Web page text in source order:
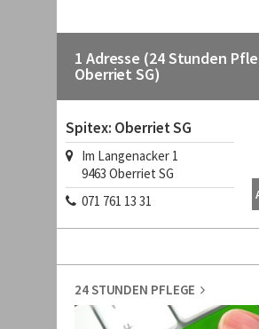
1 Adresse (24 Stunden
Oberriet SG)
Spitex: Oberriet SG
Im Langenacker 1
9463 Oberriet SG
071 761 13 31
24 STUNDEN PFLEGE